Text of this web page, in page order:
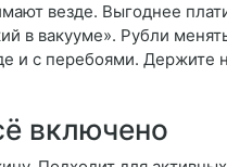
везде. Выгоднее
в вакууме». Рубли
и с перебоями. Держите
включено